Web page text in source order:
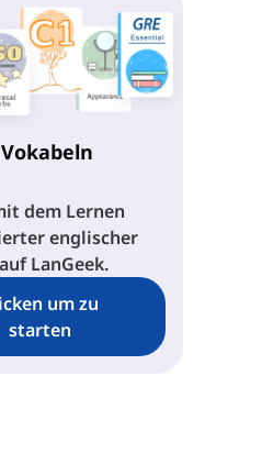
dem Lernen
englischer
LanGeek.
um zu
starten